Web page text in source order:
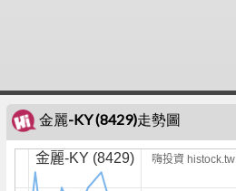
金麗-KY (8429)走勢圖
金麗-KY (8429) 嗨投資 histock.tw